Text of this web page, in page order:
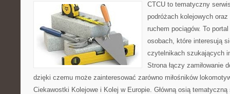
CTCU to tematyczny
podróżach kolejowych
ruchem pociągów. To
osobach, które interesują
czytelnikach szukających
Strona łączy zamiłowanie
dzięki czemu może zainteresować zarówno miłośników
Ciekawostki Kolejowe i Kolej w Europie. Główną osią